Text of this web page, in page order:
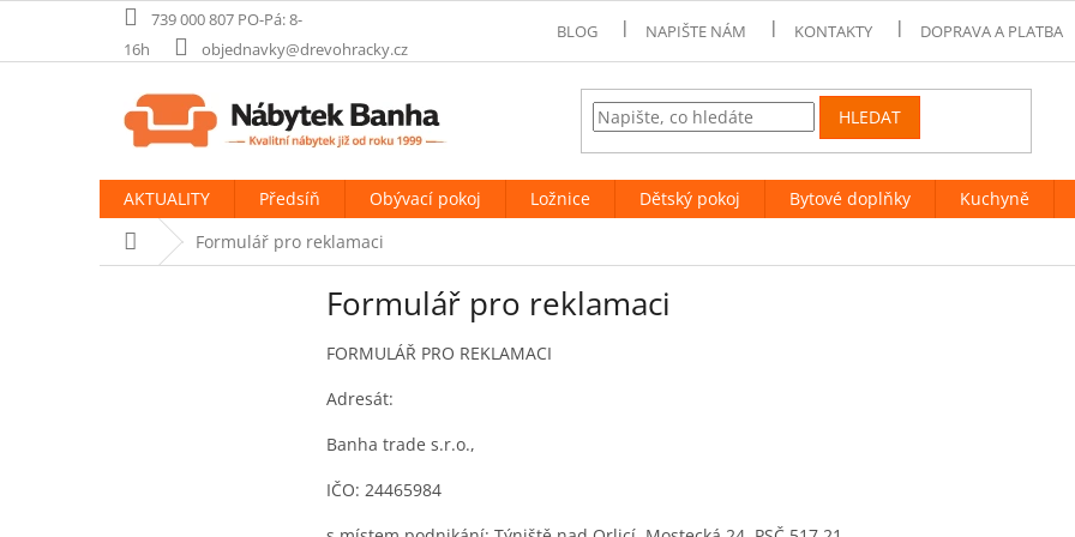
obsah
739 000 807 PO-Pá: 8-
16h
objednavky@drevohracky.cz
BLOG NAPIŠTE NÁM KONTAKTY DOPRAVA A PLATBA
HLEDAT
AKTUALITY Předsíň Obývací pokoj Ložnice Dětský pokoj Bytové doplňky Kuchyně
Domů Formulář pro reklamaci
Formulář pro reklamaci
FORMULÁŘ PRO REKLAMACI
Adresát:
Banha trade s.r.o.,
IČO: 24465984